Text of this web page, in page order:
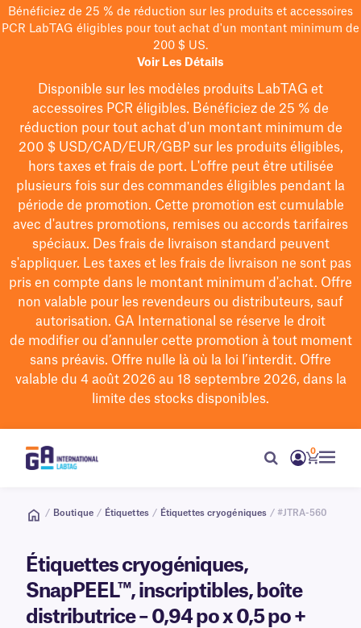
Bénéficiez de 25 % de réduction sur les produits et accessoires
PCR LabTAG éligibles pour tout achat d'un montant minimum de
200 $ US.
Voir Les Détails
Disponible sur les modèles produits LabTAG et
accessoires PCR éligibles. Bénéficiez de 25 % de
réduction pour tout achat d'un montant minimum de
200 $USD/CAD/EUR/GBPsur les produits éligibles,
hors taxes et frais de port. L'offre peut être utilisée
plusieurs fois sur des commandes éligibles pendant la
période de promotion. Cette promotion est cumulable
avec d'autres promotions, remises ou accords tarifaires
spéciaux. Des frais de livraison standard peuvent
s'appliquer. Les taxes et les frais de livraison ne sont pas
pris en compte dans le montant minimum d'achat. Offre
non valable pour les revendeurs ou distributeurs, sauf
autorisation. GA International se réserve le droit
de modifierou d’annuler cette promotion à tout moment
sans préavis. Offre nulle là où la loi l’interdit. Offre
valable du 4 août 2026 au 18 septembre 2026, dans la
limite des stocks disponibles.
0
/ Boutique / Étiquettes / Étiquettes cryogéniques / #JTRA-560
Étiquettes cryogéniques,
SnapPEEL™, inscriptibles, boîte
distributrice – 0,94 po x 0,5 po +